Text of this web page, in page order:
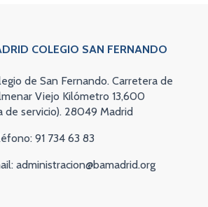
COLEGIO SAN FERNANDO
de San Fernando. Carretera de
Viejo Kilómetro 13,600
de servicio). 28049 Madrid
91 734 63 83
administracion@bamadrid.org